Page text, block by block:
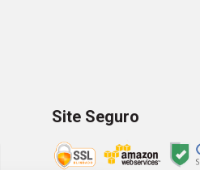
Site Seguro